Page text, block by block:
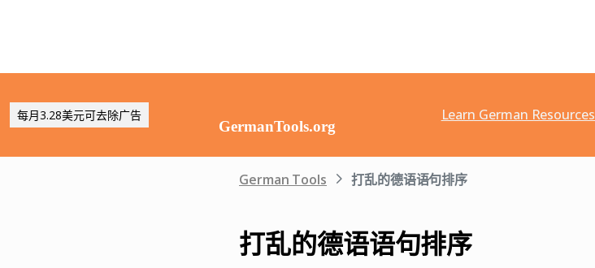
每月3.28美元可去除广告 Learn German Resources
German Tools 打乱的德语语句排序
打乱的德语语句排序